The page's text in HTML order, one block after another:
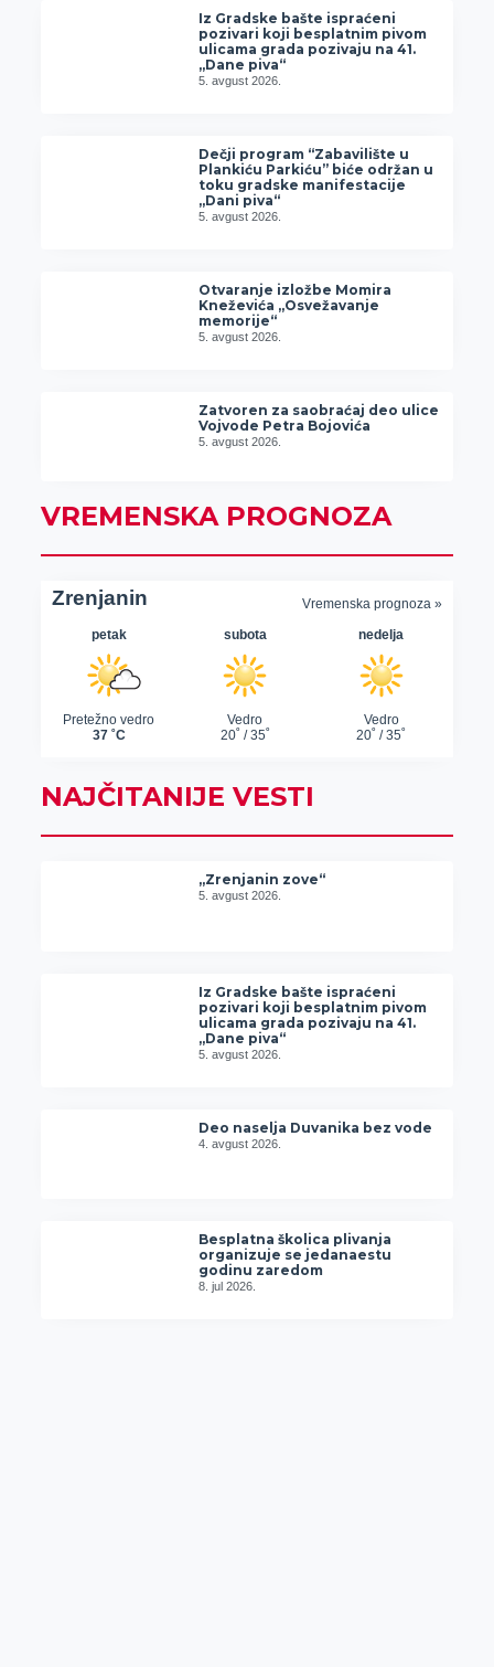
Iz Gradske bašte ispraćeni
pozivari koji besplatnim pivom
ulicama grada pozivaju na 41.
„Dane piva“
5. avgust 2026.
Dečji program “Zabavilište u
Plankiću Parkiću” biće održan u
toku gradske manifestacije
„Dani piva“
5. avgust 2026.
Otvaranje izložbe Momira
Kneževića „Osvežavanje
memorije“
5. avgust 2026.
Zatvoren za saobraćaj deo ulice
Vojvode Petra Bojovića
5. avgust 2026.
VREMENSKA PROGNOZA
NAJČITANIJE VESTI
„Zrenjanin zove“
5. avgust 2026.
Iz Gradske bašte ispraćeni
pozivari koji besplatnim pivom
ulicama grada pozivaju na 41.
„Dane piva“
5. avgust 2026.
Deo naselja Duvanika bez vode
4. avgust 2026.
Besplatna školica plivanja
organizuje se jedanaestu
godinu zaredom
8. jul 2026.